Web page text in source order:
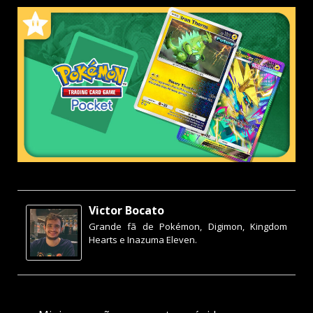
Victor Bocato
Grande fã de Pokémon, Digimon, Kingdom
Hearts e Inazuma Eleven.